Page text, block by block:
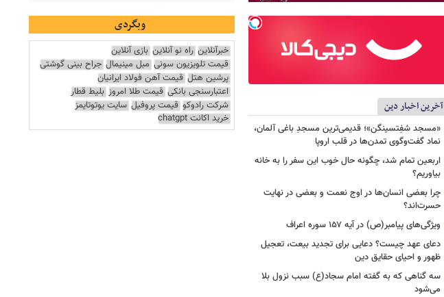
آخرین اخبار دین
«مسجد شفِتسینگن»؛ قدیمی‌ترین مسجدِ باغی آلمان،
نماد گفت‌وگوی تمدن‌ها در قلب اروپا
اربعین تمام شد، چگونه حال خوب این سفر را به خانه
بیاوریم؟
چرا بعضی انسان‌ها در اوج نعمت و بعضی در نهایت
حسرت‌اند؟
ویژگی‌های پیامبر(ص) در آیه ۱۵۷ سوره اعراف
دعای عهد چیست؟ دعایی برای تجدید بیعت، تعجیل
ظهور و احیای حقایق دین
سه گناهی که به گفته امام سجاد(ع) سبب نزول بلا
می‌شود
وبگردی
خبرآنلاین راه نو آنلاین بازی آنلاین
قیمت تلویزیون سونی مبل مینیمال جراح بینی گوشتی
پرشین هتل قیمت آهن فولاد ایرانیان
اعتبارسنجی بانکی قیمت طلا امروز بلیط قطار
شرکت رادوکو قیمت پروفیل سایت یوتوتایمز
خرید اکانت chatgpt